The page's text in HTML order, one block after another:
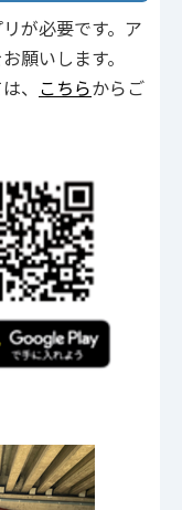
が必要です。ア
願いします。
、 こちらからご